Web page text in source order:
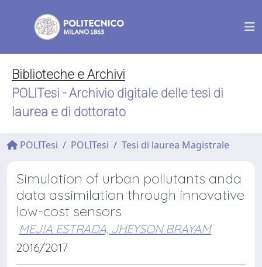
Biblioteche e Archivi
POLITesi - Archivio digitale delle tesi di
laurea e di dottorato
POLITesi POLITesi Tesi di laurea Magistrale
Simulation of urban pollutants anda
data assimilation through innovative
low-cost sensors
MEJIA ESTRADA, JHEYSON BRAYAM
2016/2017